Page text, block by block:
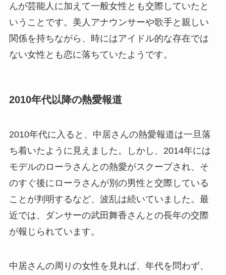
んが芸能人に加えて一般女性とも交際していたと
いうことです。美人アナウンサーや歌手と親しい
関係を持ちながら、時にはアイドル的な存在では
ない女性とも恋に落ちていたようです。
2010年代以降の熱愛報道
2010年代に入ると、中居さんの熱愛報道は一旦落
ち着いたように見えました。しかし、2014年には
モデルのローラさんとの熱愛がスクープされ、そ
のすぐ後にローラさんが別の男性と交際している
ことが判明するなど、波乱は続いていました。最
近では、ダンサーの武田舞香さんとの長年の交際
が報じられています。
中居さんの周りの女性を見れば、年代を問わず、